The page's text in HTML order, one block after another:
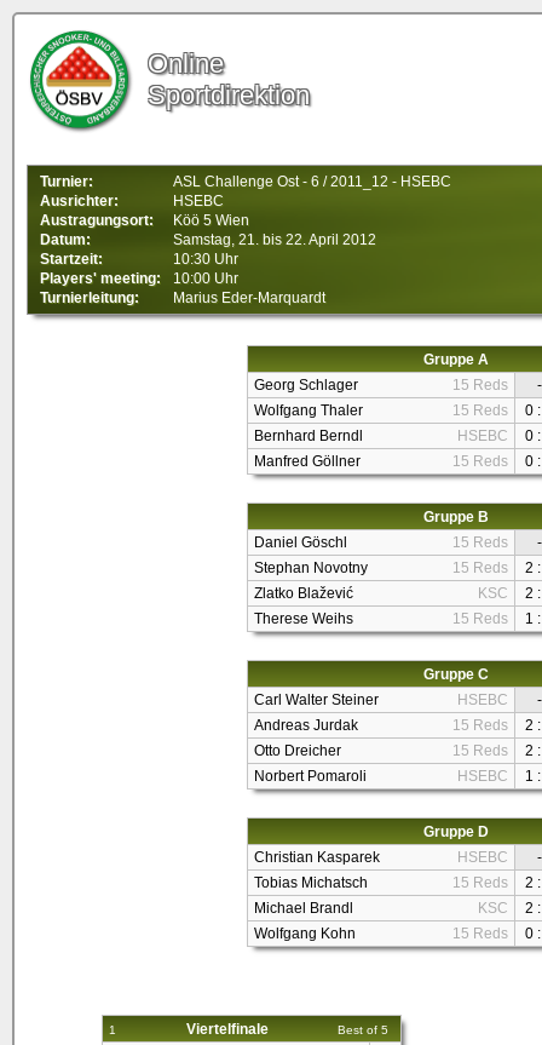
Online
Sportdirektion
Turnier:
ASL Challenge Ost - 6 / 2011_12 - HSEBC
Ausrichter:
HSEBC
Austragungsort:
Köö 5 Wien
Datum:
Samstag, 21. bis 22. April 2012
Startzeit:
10:30 Uhr
Players' meeting:
10:00 Uhr
Turnierleitung:
Marius Eder-Marquardt
Gruppe A
Georg Schlager
15 Reds
-
Wolfgang Thaler
15 Reds
0
Bernhard Berndl
HSEBC
0
Manfred Göllner
15 Reds 0
Gruppe B
Daniel Göschl
15 Reds
-
Stephan Novotny
15 Reds
2
Zlatko Blažević
KSC
2
Therese Weihs
15 Reds 1
Gruppe C
Carl Walter Steiner
HSEBC
-
Andreas Jurdak
15 Reds
2
Otto Dreicher
15 Reds
2
Norbert Pomaroli
HSEBC 1
Gruppe D
Christian Kasparek
HSEBC
-
Tobias Michatsch
15 Reds
2
Michael Brandl
KSC
2
Wolfgang Kohn
15 Reds 0
1 Viertelfinale Best of 5